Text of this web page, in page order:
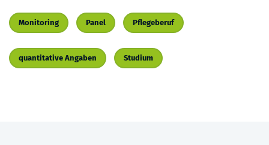
Monitoring Panel Pflegeberuf
quantitative Angaben Studium